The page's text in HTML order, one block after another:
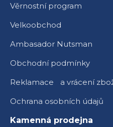
Věrnostní program
Velkoobchod
Ambasador Nutsman
Obchodní podmínky
Reklamace a vrácení
Ochrana osobních údajů
Kamenná prodejna